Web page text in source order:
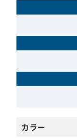
カラー